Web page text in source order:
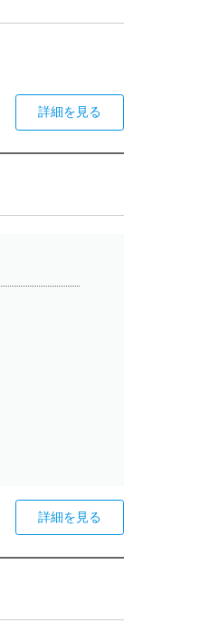
詳細を見る
詳細を見る